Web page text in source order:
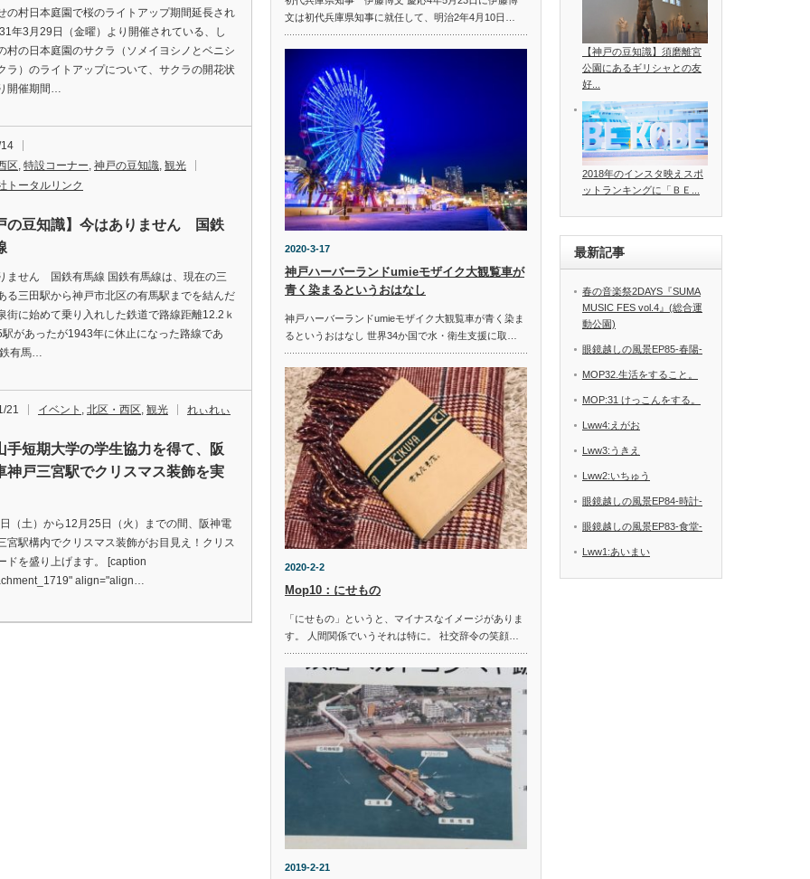
の村日本庭園で桜のライトアップ期間延長され
年3月29日（金曜）より開催されている、し
村の日本庭園のサクラ（ソメイヨシノとベニシ
ラ）のライトアップについて、サクラの開花状
開催期間…
区, 特設コーナー, 神戸の豆知識, 観光
トータルリンク
の豆知識】今はありません 国鉄
ません 国鉄有馬線 国鉄有馬線は、現在の三
る三田駅から神戸市北区の有馬駅までを結んだ
街に始めて乗り入れした鉄道で路線距離12.2ｋ
駅があったが1943年に休止になった路線であ
有馬…
21 イベント , 北区・西区, 観光 れぃれぃ
手短期大学の学生協力を得て、阪
神戸三宮駅でクリスマス装飾を実
（土）から12月25日（火）までの間、阪神電
宮駅構内でクリスマス装飾がお目見え！クリス
ドを盛り上げます。 [caption
align="align…
文は初代兵庫県知事に就任して、明治2年4月10日…
2020-3-17
神戸ハーバーランドumieモザイク大観覧車が
青く染まるというおはなし
神戸ハーバーランドumieモザイク大観覧車が青く染ま
るというおはなし 世界34か国で水・衛生支援に取…
2020-2-2
Mop10：にせもの
「にせもの」というと、マイナスなイメージがありま
す。 人間関係でいうそれは特に。 社交辞令の笑顔…
2019-2-21
【神戸の豆知識】須磨離宮
公園にあるギリシャとの友
好...
2018年のインスタ映えスポ
ットランキングに「ＢＥ...
最新記事
春の音楽祭2DAYS『SUMA
MUSIC FES vol.4』(総合運
動公園)
眼鏡越しの風景EP85-春陽-
MOP32.生活をすること。
MOP:31 けっこんをする。
Lww4:えがお
Lww3:うきえ
Lww2:いちゅう
眼鏡越しの風景EP84-時計-
眼鏡越しの風景EP83-食堂-
Lww1:あいまい